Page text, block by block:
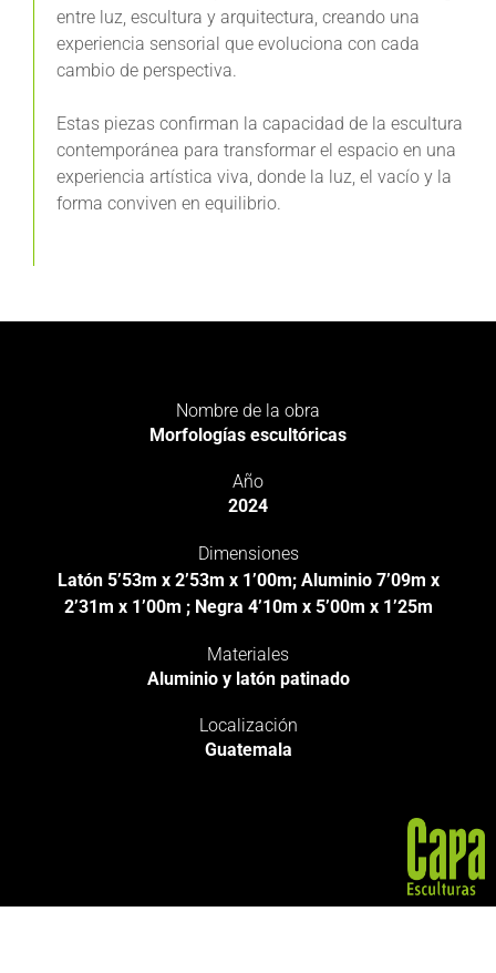
entre luz, escultura y arquitectura, creando una
experiencia sensorial que evoluciona con cada
cambio de perspectiva.
Estas piezas confirman la capacidad de la escultura
contemporánea para transformar el espacio en una
experiencia artística viva, donde la luz, el vacío y la
forma conviven en equilibrio.
Nombre de la obra
Morfologías escultóricas
Año
2024
Dimensiones
Latón 5’53m x 2’53m x 1’00m; Aluminio 7’09m x
2’31m x 1’00m ; Negra 4’10m x 5’00m x 1’25m
Materiales
Aluminio y latón patinado
Localización
Guatemala